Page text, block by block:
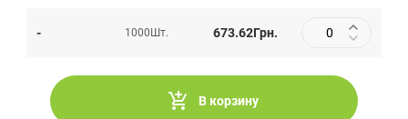
- 1000Шт. 673.62Грн.
В корзину